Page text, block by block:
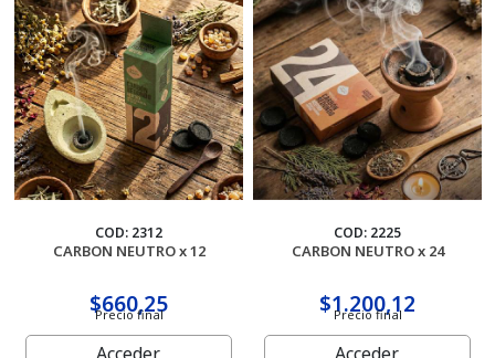
COD: 2312
CARBON NEUTRO x 12
$660,25
Precio final
COD: 2225
CARBON NEUTRO x 24
$1.200,12
Precio final
Equipos Aromatizador
Exhibidores
Hornillos
Home And Deco